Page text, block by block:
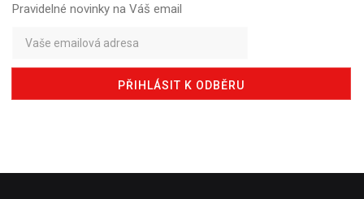
Pravidelné novinky na Váš email